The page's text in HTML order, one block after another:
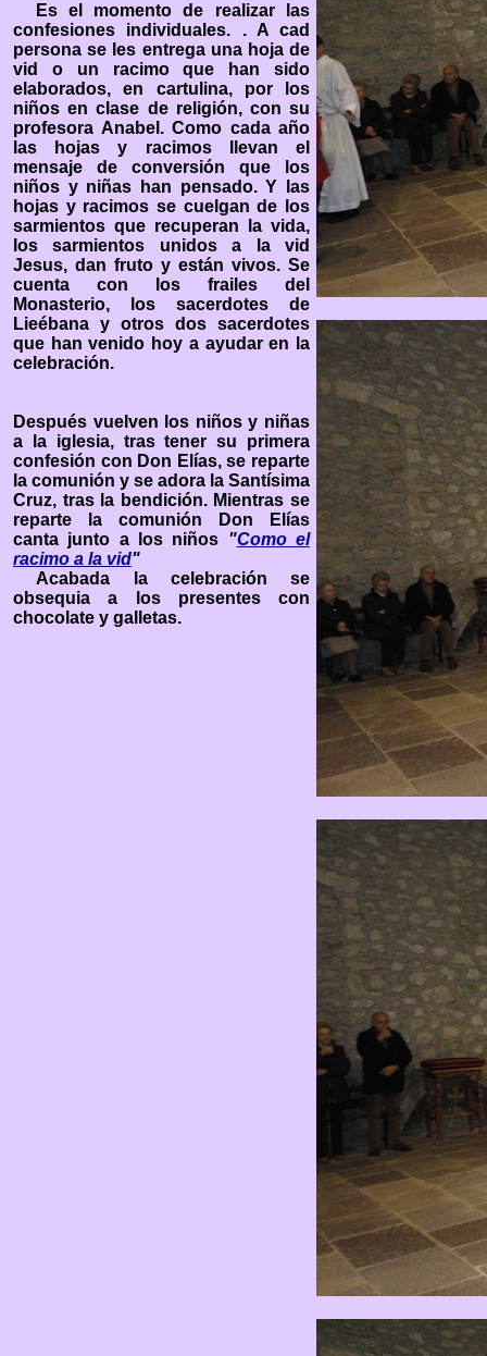
Es el momento de realizar las
confesiones individuales. . A cad
persona se les entrega una hoja de
vid o un racimo que han sido
elaborados, en cartulina, por los
niños en clase de religión, con su
profesora Anabel. Como cada año
las hojas y racimos llevan el
mensaje de conversión que los
niños y niñas han pensado. Y las
hojas y racimos se cuelgan de los
sarmientos que recuperan la vida,
los sarmientos unidos a la vid
Jesus, dan fruto y están vivos. Se
cuenta con los frailes del
Monasterio, los sacerdotes de
Lieébana y otros dos sacerdotes
que han venido hoy a ayudar en la
celebración.
Después vuelven los niños y niñas
a la iglesia, tras tener su primera
confesión con Don Elías, se reparte
la comunión y se adora la Santísima
Cruz, tras la bendición. Mientras se
reparte la comunión Don Elías
canta junto a los niños "Como el
racimo a la vid"
Acabada la celebración se
obsequia a los presentes con
chocolate y galletas.